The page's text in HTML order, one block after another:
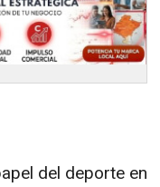
del deporte en